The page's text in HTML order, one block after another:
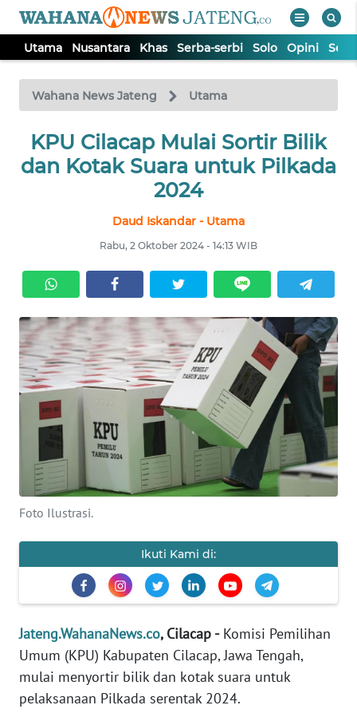
Utama Nusantara Khas Serba-serbi Solo Opini
Wahana News Jateng Utama
KPU Cilacap Mulai Sortir Bilik
dan Kotak Suara untuk Pilkada
2024
Daud Iskandar - Utama
Rabu, 2 Oktober 2024 - 14:13 WIB
Foto Ilustrasi.
Ikuti Kami di:
Jateng.WahanaNews.co, Cilacap -Komisi Pemilihan
Umum (KPU) Kabupaten Cilacap, Jawa Tengah,
mulai menyortir bilik dan kotak suara untuk
pelaksanaan Pilkada serentak 2024.
TV
Tutup
UTAMA
SERBA-
SERBI
SOLO
OPINI
SEMARANG
BOROBUDUR
Informasi
BERITA
KONTAK
IKLAN